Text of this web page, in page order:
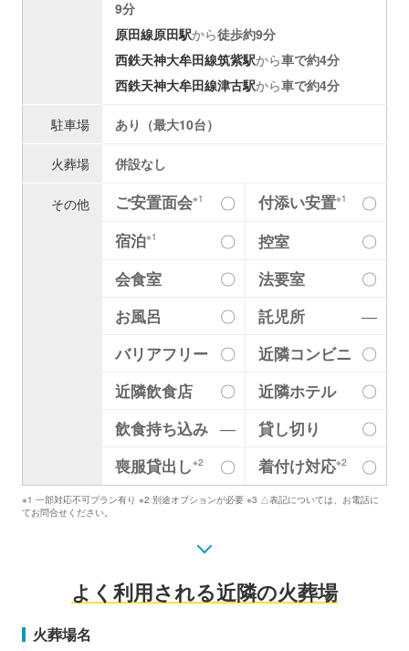
9分
原田線原田駅から徒歩約9分
西鉄天神大牟田線筑紫駅から車で約4分
西鉄天神大牟田線津古駅から車で約4分
駐車場 あり（最大10台）
火葬場 併設なし
その他 ご安置面会※1 〇 付添い安置※1
〇
宿泊※1 〇 控室
〇
会食室
〇 法要室
〇
お風呂
〇 託児所
―
バリアフリー 〇 近隣コンビニ 〇
近隣飲食店
〇 近隣ホテル
〇
飲食持ち込み ― 貸し切り
〇
喪服貸出し※2 〇 着付け対応※2 〇
※1 一部対応不可プラン有り ※2 別途オプションが必要 ※3 △表記については、お電話に
てお問合せください。
よく利用される近隣の火葬場
火葬場名